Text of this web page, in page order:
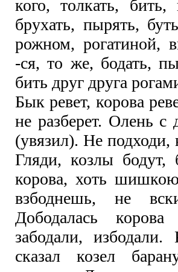
кого, толкать,
брухать, пырять,
рожном, рогатиной,
-ся, то же, бодать,
бить друг друга
Бык ревет, корова
не разберет. Олень с
(увязил). Не подходи,
Гляди, козлы бодут,
корова, хоть
взбоднешь, не
Дободалась
забодали, избодали.
сказал козел